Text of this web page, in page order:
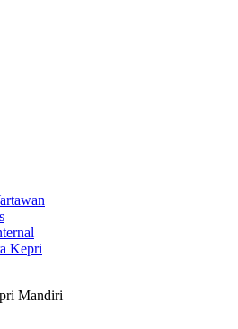
Kepri
Mandiri